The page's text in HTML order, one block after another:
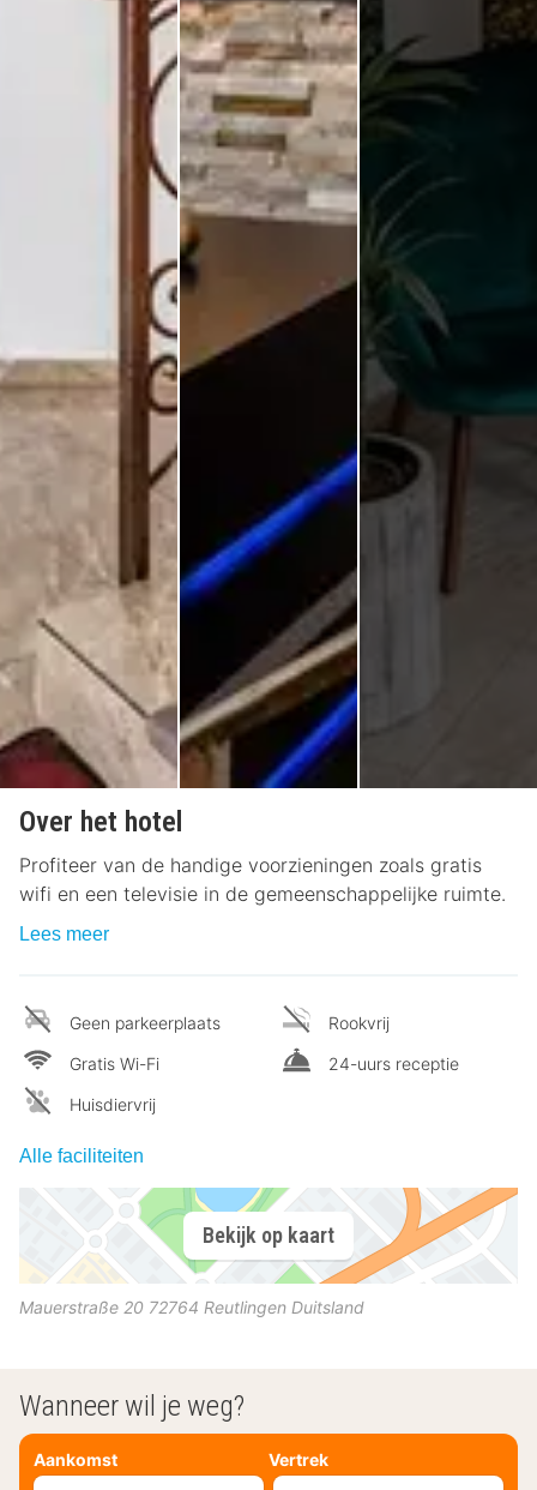
Over het hotel
Profiteer van de handige voorzieningen zoals gratis
wifi en een televisie in de gemeenschappelijke ruimte.
Lees meer
Geen parkeerplaats
Gratis Wi-Fi
Huisdiervrij
Rookvrij
24-uurs receptie
Alle faciliteiten
Bekijk op kaart
Mauerstraße 20 72764 Reutlingen Duitsland
Wanneer wil je weg?
Aankomst Vertrek